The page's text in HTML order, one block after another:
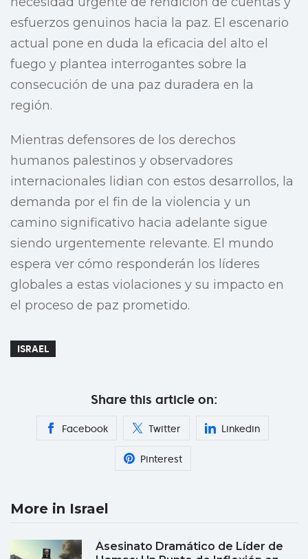
esfuerzos genuinos hacia la paz. El escenario
actual pone en duda la eficacia del alto el
fuego y plantea interrogantes sobre la
consecución de una paz duradera en la
región.
Mientras defensores de los derechos
humanos palestinos y observadores
internacionales lidian con estos desarrollos, la
demanda por el fin de la violencia y un
camino significativo hacia adelante sigue
siendo urgentemente relevante. El mundo
espera ver cómo responderán los líderes
globales a estas violaciones y su impacto en
el proceso de paz prometido.
ISRAEL
Share this article on:
Facebook Twitter Linkedin
Pinterest
More in Israel
Asesinato Dramático de Líder de